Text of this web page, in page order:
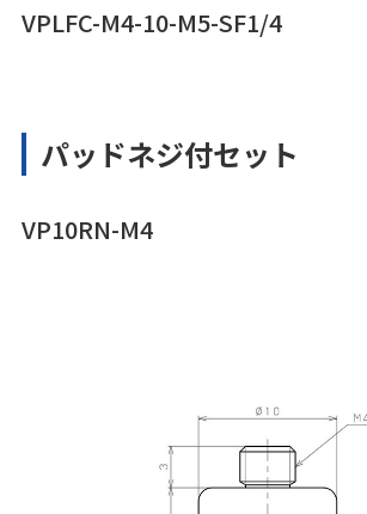
VPLFC-M4-10-M5-SF1/4
パッドネジ付セット
VP10RN-M4